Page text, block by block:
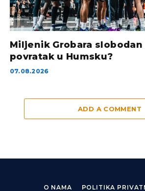
Miljenik Grobara slobodan
povratak u Humsku?
07.08.2026
ADD A COMMENT
O NAMA POLITIKA